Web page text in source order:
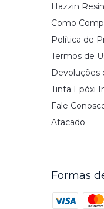
Hazzin
Como
Política de
Termos de
Devoluções
Tinta Epóxi
Fale
Atacado
Formas